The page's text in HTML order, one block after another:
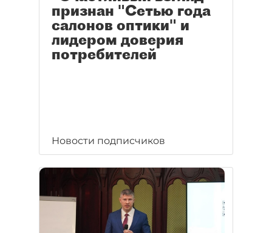
признан "Сетью года
салонов оптики" и
лидером доверия
потребителей
Новости подписчиков